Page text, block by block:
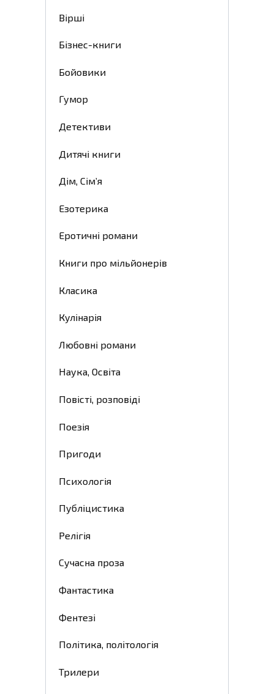
Вірші
Бізнес-книги
Бойовики
Гумор
Детективи
Дитячі книги
Дім, Сім’я
Езотерика
Еротичні романи
Книги про мільйонерів
Класика
Кулінарія
Любовні романи
Наука, Освіта
Повісті, розповіді
Поезія
Пригоди
Психологія
Публіцистика
Релігія
Сучасна проза
Фантастика
Фентезі
Політика, політологія
Трилери